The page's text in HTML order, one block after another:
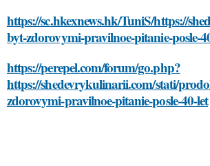
https://sc.hkexnews.hk/TuniS/https://
byt-zdorovymi-pravilnoe-pitanie-posle-
https://perepel.com/forum/go.php?
https://shedevrykulinarii.com/stati/
zdorovymi-pravilnoe-pitanie-posle-40-let